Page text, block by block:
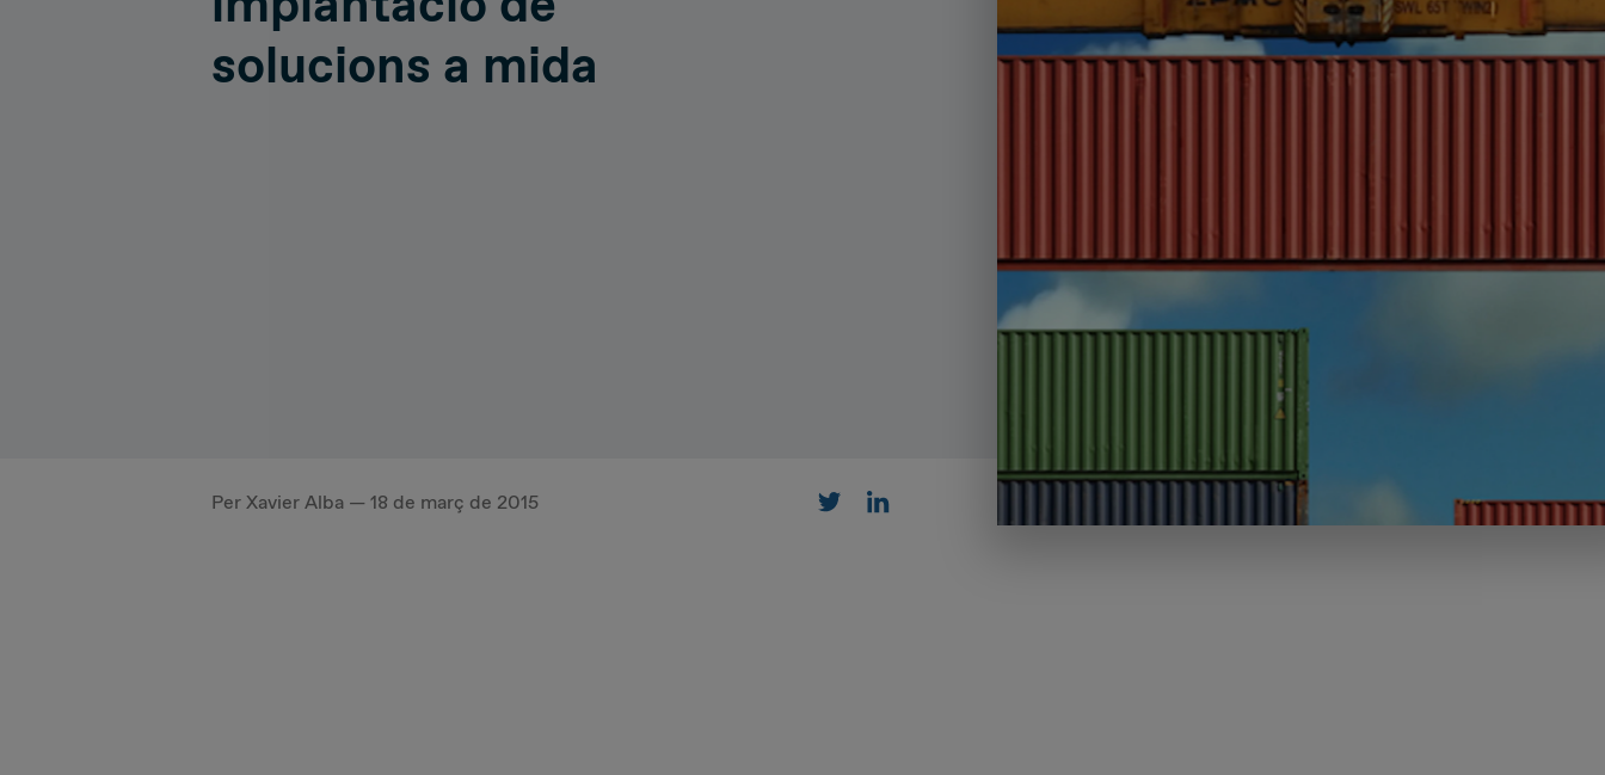
Hiperconnectivity Operations Programs Customer Management Strategy Business Strategy
solucions a mida
Per Xavier Alba — 18 de març de 2015